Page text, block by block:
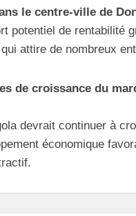
le centre-ville de
potentiel de rentabilité
attire de nombreux
de croissance du
devrait continuer à
économique